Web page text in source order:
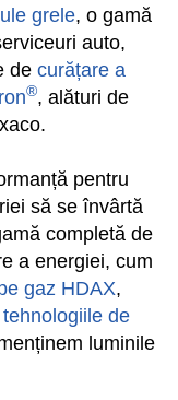
Havoline
și lichidele
grele, o gamă
auto,
decurățare a
pentru
să se învârtă
completă de
a energiei, cum
gaz HDAX,